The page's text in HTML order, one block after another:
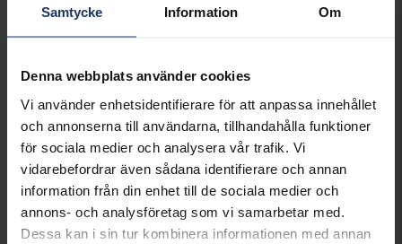
Samtycke Information Om
Denna webbplats använder cookies
Vi använder enhetsidentifierare för att anpassa innehållet
och annonserna till användarna, tillhandahålla funktioner
för sociala medier och analysera vår trafik. Vi
vidarebefordrar även sådana identifierare och annan
information från din enhet till de sociala medier och
annons- och analysföretag som vi samarbetar med.
Dessa kan i sin tur kombinera informationen med annan
Leveranstid 2-5 arbetsdagar.
Öppet köp i 30 dagar vid onlineköp.
BREDD CA (MM)
13
HÖJD CA (MM)
40/42,5/45
VARUMÄRKE
Thomas Sabo
MODELL
KE2305-013-10
MATERIAL
Silver
STEN/PÄRLA
Kubisk Zirkonia